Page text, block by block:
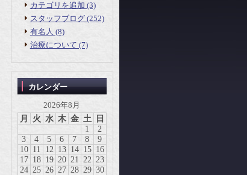
カテゴリを追加 (3)
スタッフブログ (252)
有名人 (8)
治療について (7)
カレンダー
2026年8月
月
火 水 木 金 土
日
1
2
3
4 5 6 7 8
9
10 11 12 13 14 15 16
17 18 19 20 21 22 23
24 25 26 27 28 29 30